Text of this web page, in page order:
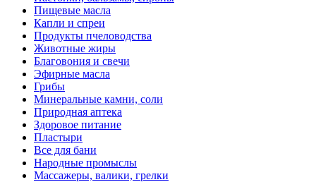
Пищевые масла
Капли и спреи
Продукты пчеловодства
Животные жиры
Благовония и свечи
Эфирные масла
Грибы
Минеральные камни, соли
Природная аптека
Здоровое питание
Пластыри
Все для бани
Народные промыслы
Массажеры, валики, грелки​